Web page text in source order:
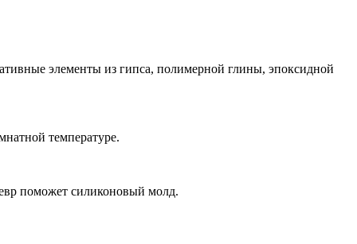
элементы из гипса, полимерной глины, эпоксидной
температуре.
поможет силиконовый молд.